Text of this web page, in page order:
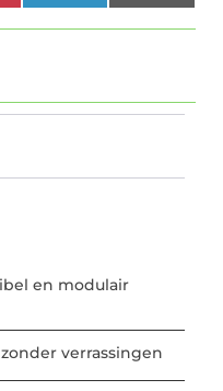
en modulair
verrassingen